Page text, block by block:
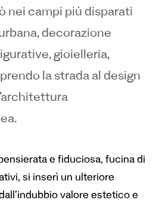
nei campi più disparati
decorazione
gioielleria,
la strada al design
e fiduciosa, fucina di
si inserì un ulteriore
valore estetico e